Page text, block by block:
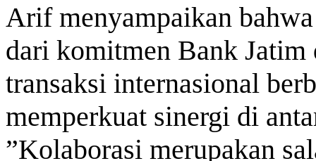
Arif menyampaikan
dari komitmen Bank Jatim
transaksi internasional
memperkuat sinergi di
”Kolaborasi merupakan